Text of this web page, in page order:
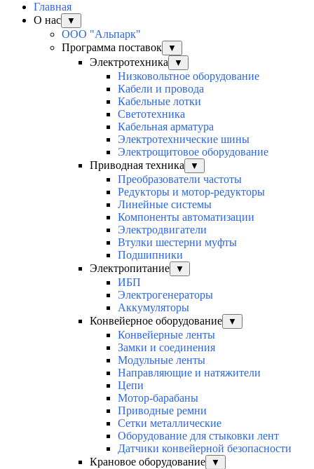
Главная
О нас
▼
ООО "Альпарк"
Программа поставок
▼
Электротехника ▼
Низковольтное оборудование
Кабели и провода
Кабельные лотки
Светотехника
Кабельная арматура
Электротехнические шины
Электрощитовое оборудование
Приводная техника
▼
Преобразователи частоты
Редукторы и мотор-редукторы
Линейные системы
Компоненты автоматизации
Электродвигатели
Втулки шестерни муфты
Подшипники
Электропитание
▼
ИБП
Электрогенераторы
Аккумуляторы
Конвейерное оборудование
▼
Конвейерные ленты
Замки и соединения
Модульные ленты
Направляющие и натяжители
Цепи
Мотор-барабаны
Приводные ремни
Сетки металлические
Оборудование для стыковки лент
Датчики конвейерной безопасности
Крановое оборудование
▼